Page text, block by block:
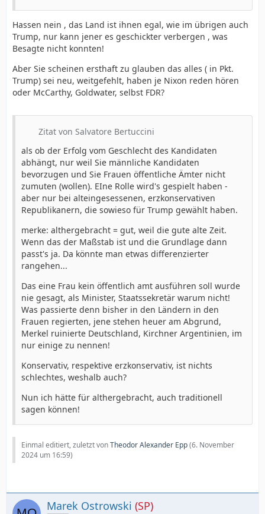
Hassen nein , das Land ist ihnen egal, wie im übrigen auch
Trump, nur kann jener es geschickter verbergen , was
Besagte nicht konnten!
Aber Sie scheinen ersthaft zu glauben das alles ( in Pkt.
Trump) sei neu, weitgefehlt, haben je Nixon reden hören
oder McCarthy, Goldwater, selbst FDR?
Zitat von Salvatore Bertuccini
als ob der Erfolg vom Geschlecht des Kandidaten
abhängt, nur weil Sie männliche Kandidaten
bevorzugen und Sie Frauen öffentliche Ämter nicht
zumuten (wollen). EIne Rolle wird's gespielt haben -
aber nur bei alteingesessenen, erzkonservativen
Republikanern, die sowieso für Trump gewählt haben.
merke: althergebracht = gut, weil die gute alte Zeit.
Wenn das der Maßstab ist und die Grundlage dann
passt's ja. Da könnte man etwas differenzierter
rangehen...
Das eine Frau kein öffentlich amt ausführen soll wurde
nie gesagt, als Minister, Staatssekretär warum nicht!
Was passierte denn bisher in den Ländern in den
Frauen regierten, jene stehen heuer am Abgrund,
Merkel ruinierte Deutschland, Kirchner Argentinien, im
nur einige zu nennen!
Konservativ, respektive erzkonservativ, ist nichts
schlechtes, weshalb auch?
Nun ich hätte für althergebracht, auch traditionell
sagen können!
Einmal editiert, zuletzt vonTheodor Alexander Epp(6. November
2024 um 16:59)
Marek Ostrowski (SP)